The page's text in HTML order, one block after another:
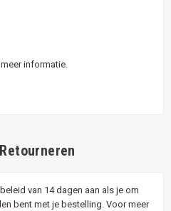
informatie.
van 14 dagen aan als je om
bent met je bestelling. Voor meer